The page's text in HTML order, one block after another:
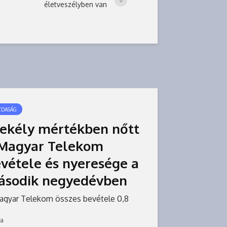
életveszélyben van
mértékben nőtt
Telekom
és nyeresége a
negyedévben
Telekom összes bevétele 0,8
nőtt a második negyedévben